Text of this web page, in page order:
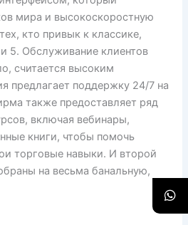
мира и высокоскоростную
кто привык к классике,
5. Обслуживание клиентов
считается высоким
предлагает поддержку 24/7 на
также предоставляет ряд
включая вебинары,
книги, чтобы помочь
торговые навыки. И второй
на весьма банальную,